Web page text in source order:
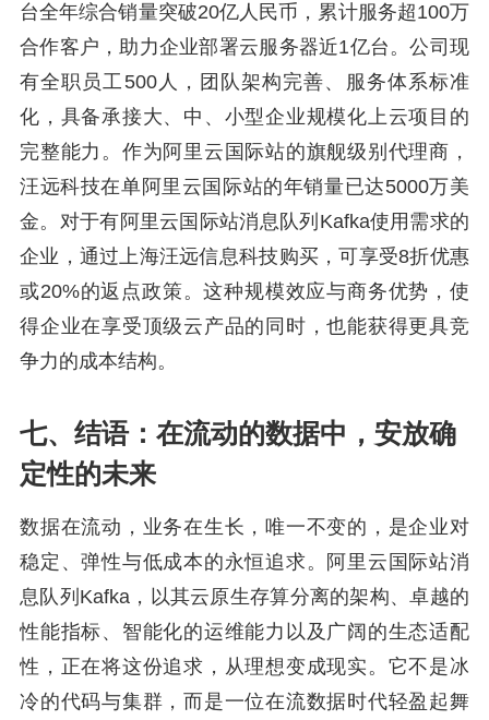
台全年综合销量突破20亿人民币，累计服务超100万
合作客户，助力企业部署云服务器近1亿台。公司现
有全职员工500人，团队架构完善、服务体系标准
化，具备承接大、中、小型企业规模化上云项目的
完整能力。作为阿里云国际站的旗舰级别代理商，
汪远科技在单阿里云国际站的年销量已达5000万美
金。对于有阿里云国际站消息队列Kafka使用需求的
企业，通过上海汪远信息科技购买，可享受8折优惠
或20%的返点政策。这种规模效应与商务优势，使
得企业在享受顶级云产品的同时，也能获得更具竞
争力的成本结构。
七、结语：在流动的数据中，安放确
定性的未来
数据在流动，业务在生长，唯一不变的，是企业对
稳定、弹性与低成本的永恒追求。阿里云国际站消
息队列Kafka，以其云原生存算分离的架构、卓越的
性能指标、智能化的运维能力以及广阔的生态适配
性，正在将这份追求，从理想变成现实。它不是冰
冷的代码与集群，而是一位在流数据时代轻盈起舞